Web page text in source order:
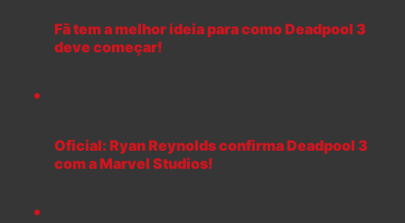
Fã tem a melhor ideia para como Deadpool 3
deve começar!
Oficial: Ryan Reynolds confirma Deadpool 3
com a Marvel Studios!